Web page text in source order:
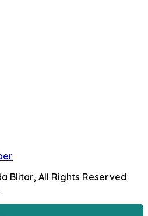
Blitar, All Rights Reserved